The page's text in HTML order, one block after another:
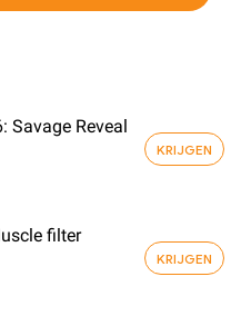
Savage Reveal
KRIJGEN
filter
KRIJGEN